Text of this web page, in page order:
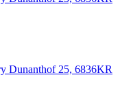
Dunanthof 25, 6836KR